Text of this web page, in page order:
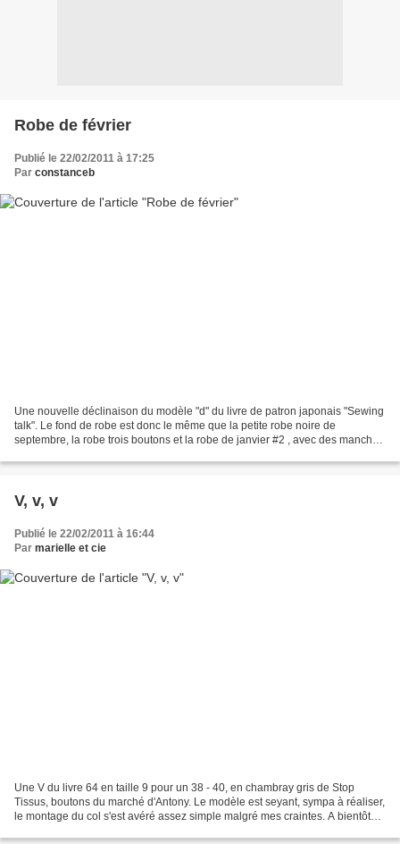
Robe de février
Publié le 22/02/2011 à 17:25
Par constanceb
Une nouvelle déclinaison du modèle "d" du livre de patron japonais "Sewing
talk". Le fond de robe est donc le même que la petite robe noire de
septembre, la robe trois boutons et la robe de janvier #2 , avec des manches
V, v, v
Publié le 22/02/2011 à 16:44
Par marielle et cie
Une V du livre 64 en taille 9 pour un 38 - 40, en chambray gris de Stop
Tissus, boutons du marché d'Antony. Le modèle est seyant, sympa à réaliser,
le montage du col s'est avéré assez simple malgré mes craintes. A bientôt